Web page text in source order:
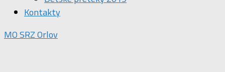
Kontakty
MO SRZ Orlov